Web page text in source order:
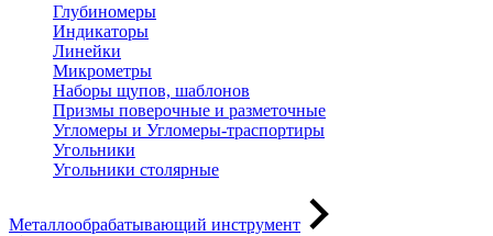
Глубиномеры
Индикаторы
Линейки
Микрометры
Наборы щупов, шаблонов
Призмы поверочные и разметочные
Угломеры и Угломеры-траспортиры
Угольники
Угольники столярные
Металлообрабатывающий инструмент